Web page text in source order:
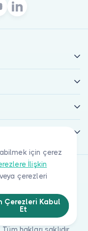
için çerez
İlişkin
çerezleri
Çerezleri Kabul
Et